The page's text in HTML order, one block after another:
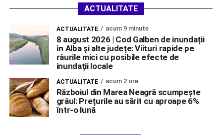
ACTUALITATE
ACTUALITATE acum 9 minute
8 august 2026 | Cod Galben de inundații
în Alba și alte județe: Viituri rapide pe
râurile mici cu posibile efecte de
inundații locale
ACTUALITATE acum 2 ore
Războiul din Marea Neagră scumpește
grâul: Prețurile au sărit cu aproape 6%
într-o lună